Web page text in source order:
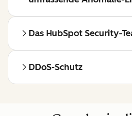
Das HubSpot Security-
DDoS-Schutz